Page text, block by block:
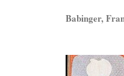
Babinger,